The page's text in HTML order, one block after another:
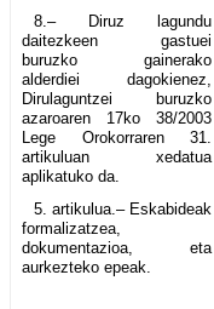
8.– Diruz lagundu
daitezkeen gastuei
buruzko gainerako
alderdiei dagokienez,
Dirulaguntzei buruzko
azaroaren 17ko 38/2003
Lege Orokorraren 31.
artikuluan xedatua
aplikatuko da.
5. artikulua.– Eskabideak
formalizatzea,
dokumentazioa, eta
aurkezteko epeak.